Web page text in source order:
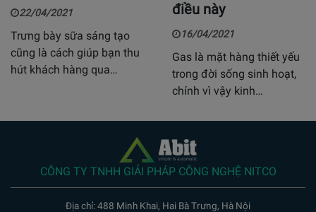
22/04/2021
Trưng bày sữa sáng tạo
cũng là cách giúp bạn thu
hút khách hàng qua…
điều này
16/04/2021
Gas là mặt hàng thiết yếu
trong đời sống sinh hoạt,
chính vì vậy kinh…
CÔNG TY TNHH GIẢI PHÁP CÔNG NGHỆ NITCO
Địa chỉ: 488 Minh Khai, Hai Bà Trưng, Hà Nội